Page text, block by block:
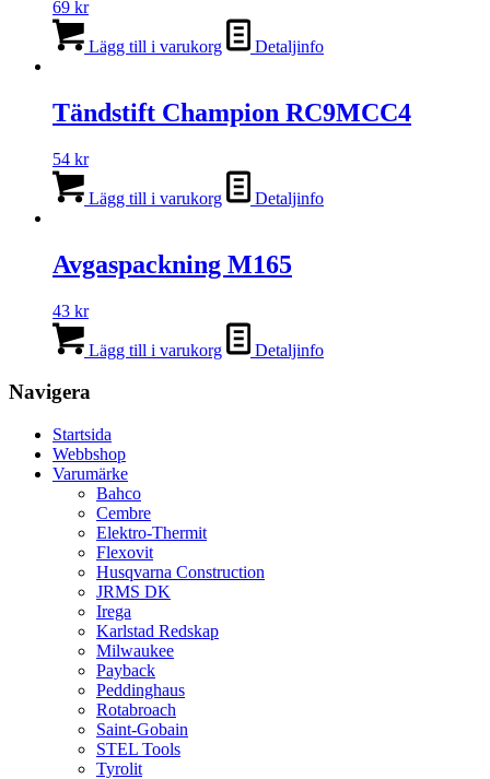
69 kr
Lägg till i varukorg Detaljinfo
Tändstift Champion RC9MCC4
54 kr
Lägg till i varukorg Detaljinfo
Avgaspackning M165
43 kr
Lägg till i varukorg Detaljinfo
Navigera
Startsida
Webbshop
Varumärke
Bahco
Cembre
Elektro-Thermit
Flexovit
Husqvarna Construction
JRMS DK
Irega
Karlstad Redskap
Milwaukee
Payback
Peddinghaus
Rotabroach
Saint-Gobain
STEL Tools
Tyrolit